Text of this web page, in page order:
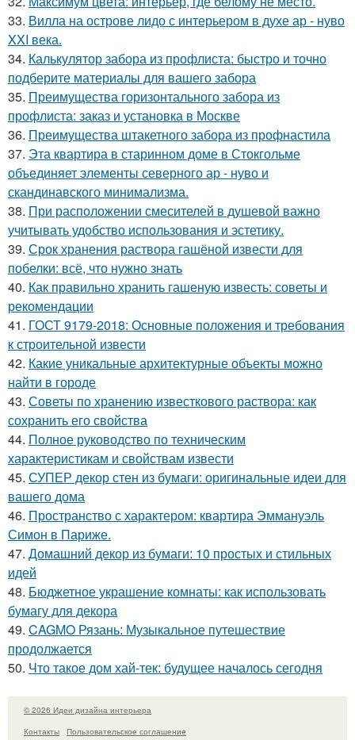
33. Вилла на острове лидо с интерьером в духе ар - нуво
XXI века.
34. Калькулятор забора из профлиста: быстро и точно
подберите материалы для вашего забора
35. Преимущества горизонтального забора из
профлиста: заказ и установка в Москве
36. Преимущества штакетного забора из профнастила
37. Эта квартира в старинном доме в Стокгольме
объединяет элементы северного ар - нуво и
скандинавского минимализма.
38. При расположении смесителей в душевой важно
учитывать удобство использования и эстетику.
39. Срок хранения раствора гашёной извести для
побелки: всё, что нужно знать
40. Как правильно хранить гашеную известь: советы и
рекомендации
41. ГОСТ 9179-2018: Основные положения и требования
к строительной извести
42. Какие уникальные архитектурные объекты можно
найти в городе
43. Советы по хранению известкового раствора: как
сохранить его свойства
44. Полное руководство по техническим
характеристикам и свойствам извести
45. СУПЕР декор стен из бумаги: оригинальные идеи для
вашего дома
46. Пространство с характером: квартира Эммануэль
Симон в Париже.
47. Домашний декор из бумаги: 10 простых и стильных
идей
48. Бюджетное украшение комнаты: как использовать
бумагу для декора
49. CAGMO Рязань: Музыкальное путешествие
продолжается
50. Что такое дом хай-тек: будущее началось сегодня
© 2026 Идеи дизайна интерьера
Контакты
Пользовательское соглашение